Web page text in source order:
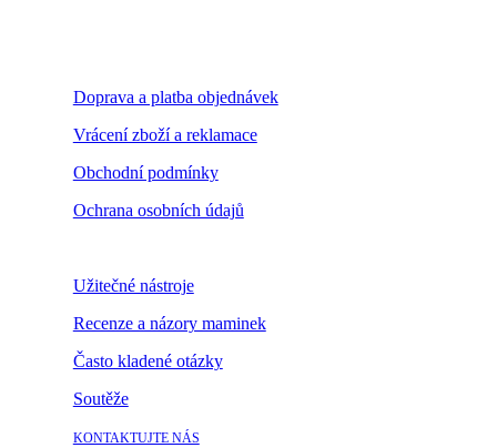
Doprava a platba objednávek
Vrácení zboží a reklamace
Obchodní podmínky
Ochrana osobních údajů
Užitečné nástroje
Recenze a názory maminek
Často kladené otázky
Soutěže
KONTAKTUJTE NÁS